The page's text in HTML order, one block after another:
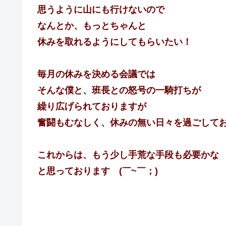
思うように山にも行けないので
なんとか、もっとちゃんと
休みを取れるようにしてもらいたい！
毎月の休みを決める会議では
そんな僕と、班長との怒号の一騎打ちが
繰り広げられておりますが
奮闘もむなしく、休みの無い日々を過ごして
これからは、もう少し手荒な手段も必要かな
と思っております (￣~￣；)